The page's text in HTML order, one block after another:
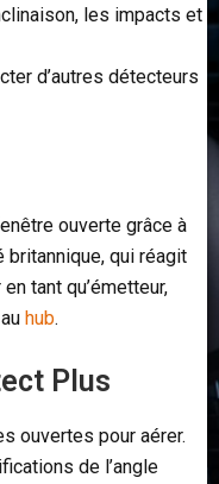
les impacts et
d’autres détecteurs
ouverte grâce à
britannique, qui réagit
tant qu’émetteur,
hub.
Plus
ouvertes pour aérer.
de l’angle